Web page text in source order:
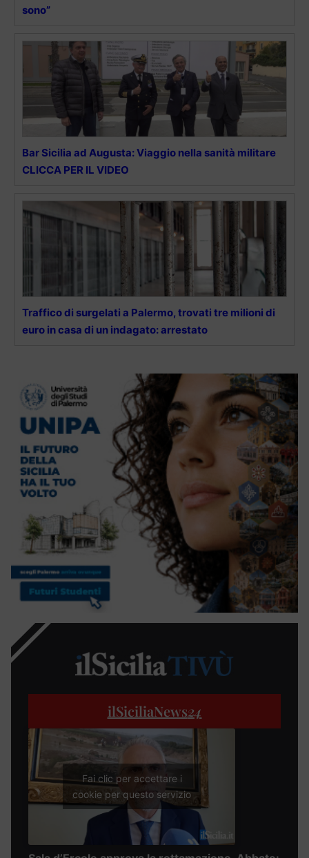
sono”
Bar Sicilia ad Augusta: Viaggio nella sanità militare
CLICCA PER IL VIDEO
Traffico di surgelati a Palermo, trovati tre milioni di
euro in casa di un indagato: arrestato
ilSiciliaNews24
Fai clic per accettare i
cookie per questo servizio